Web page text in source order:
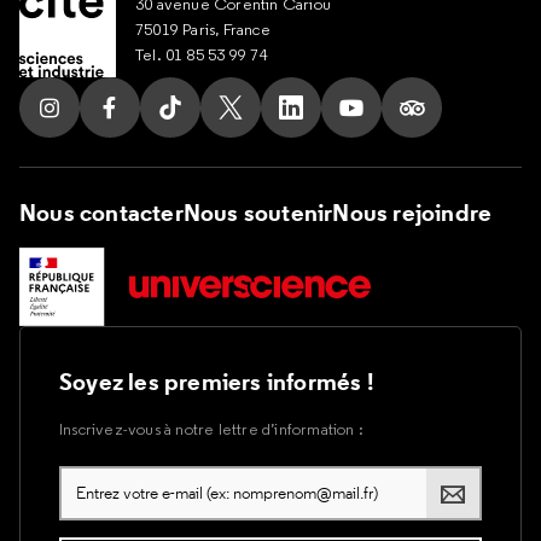
75019 Paris, France
Tel. 01 85 53 99 74
Suivez nous sur Instagram
Suivez nous sur Facebook
Suivez nous sur Tik Tok
Suivez nous sur X
Suivez nous sur LinkedIn
Suivez nous sur
Suivez nous
Nous contacterNous soutenirNous rejoindre
Soyez les premiers informés !
Inscrivez-vous à notre lettre d’information :